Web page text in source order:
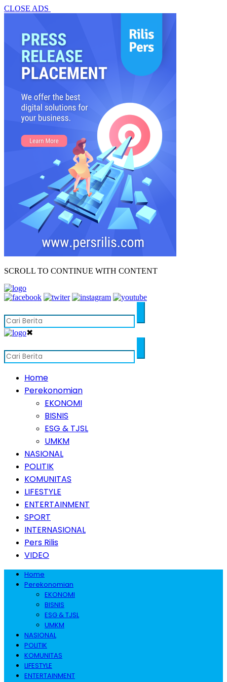
CLOSE ADS
SCROLL TO CONTINUE WITH CONTENT
✖
Home
Perekonomian
EKONOMI
BISNIS
ESG & TJSL
UMKM
NASIONAL
POLITIK
KOMUNITAS
LIFESTYLE
ENTERTAINMENT
SPORT
INTERNASIONAL
Pers Rilis
VIDEO
Home
Perekonomian
EKONOMI
BISNIS
ESG & TJSL
UMKM
NASIONAL
POLITIK
KOMUNITAS
LIFESTYLE
ENTERTAINMENT